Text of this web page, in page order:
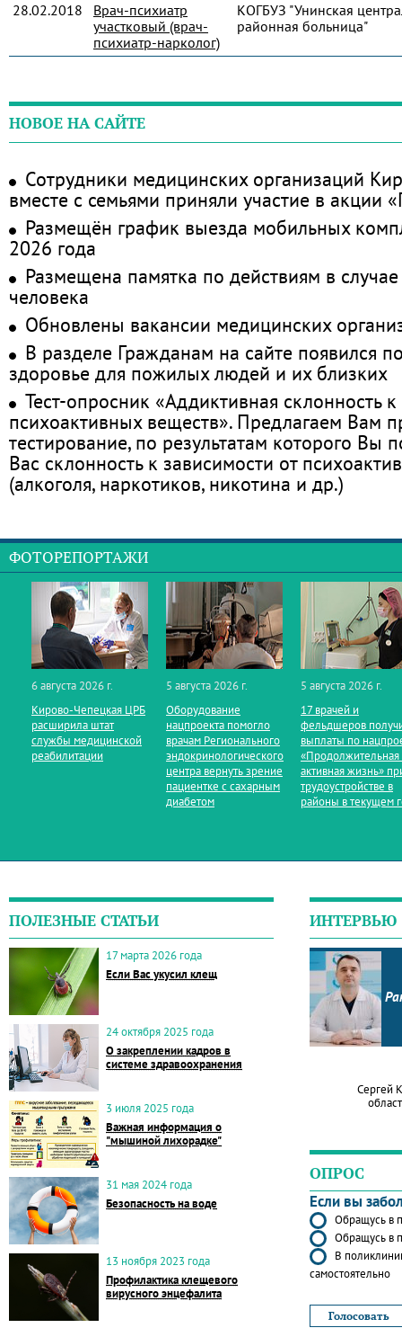
28.02.2018
Врач-психиатр
участковый (врач-
психиатр-нарколог)
КОГБУЗ "Унинская
районная больница"
НОВОЕ НА САЙТЕ
Сотрудники медицинских организаций
вместе с семьями приняли участие в акции
Размещён график выезда мобильных
2026 года
Размещена памятка по действиям в
человека
Обновлены вакансии медицинских
В разделе Гражданам на сайте появился
здоровье для пожилых людей и их близких
Тест-опросник «Аддиктивная склонность
психоактивных веществ». Предлагаем Вам
тестирование, по результатам которого Вы
Вас склонность к зависимости от
(алкоголя, наркотиков, никотина и др.)
ФОТОРЕПОРТАЖИ
6 августа 2026 г.
Кирово‑Чепецкая ЦРБ
расширила штат
службы медицинской
реабилитации
5 августа 2026 г.
Оборудование
нацпроекта помогло
врачам Регионального
эндокринологического
центра вернуть зрение
пациентке с сахарным
диабетом
5 августа 2026 г.
17 врачей и
фельдшеров
выплаты по
«Продолжительная
активная жизнь»
трудоустройстве в
районы в текущем
ПОЛЕЗНЫЕ СТАТЬИ
17 марта 2026 года
Если Вас укусил клещ
24 октября 2025 года
О закреплении кадров в
системе здравоохранения
3 июля 2025 года
Важная информация о
"мышиной лихорадке"
31 мая 2024 года
Безопасность на воде
13 ноября 2023 года
Профилактика клещевого
вирусного энцефалита
ИНТЕРВЬЮ
Сергей
ОПРОС
Если вы
Обращусь в
Обращусь в
В
самостоятельно